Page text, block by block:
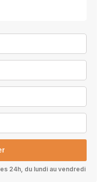
24h, du lundi au vendredi